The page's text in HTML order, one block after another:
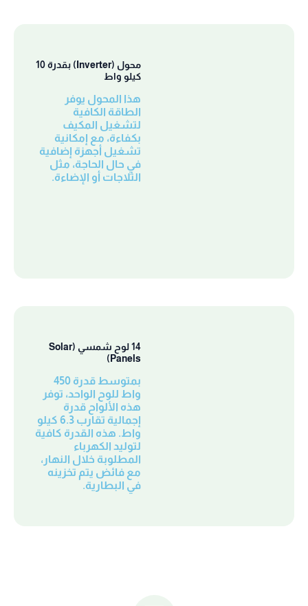
محول (Inverter) بقدرة 10
كيلو واط
هذا المحول يوفر
الطاقة الكافية
لتشغيل المكيف
بكفاءة، مع إمكانية
تشغيل أجهزة إضافية
في حال الحاجة، مثل
الثلاجات أو الإضاءة.
14 لوح شمسي (Solar
Panels)
بمتوسط قدرة 450
واط للوح الواحد، توفر
هذه الألواح قدرة
إجمالية تقارب 6.3 كيلو
واط. هذه القدرة كافية
لتوليد الكهرباء
المطلوبة خلال النهار،
مع فائض يتم تخزينه
في البطارية.